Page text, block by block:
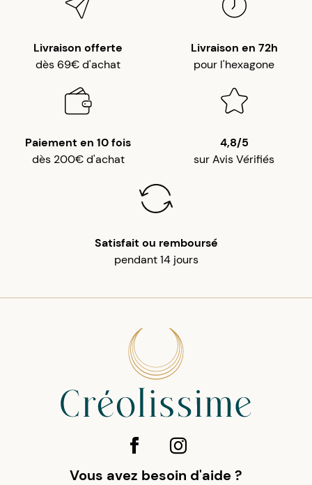
Livraison offerte
dès 69€ d'achat
Livraison en 72h
pour l'hexagone
Paiement en 10 fois
dès 200€ d'achat
4,8/5
sur Avis Vérifiés
Satisfait ou remboursé
pendant 14 jours
Vous avez besoin d'aide ?